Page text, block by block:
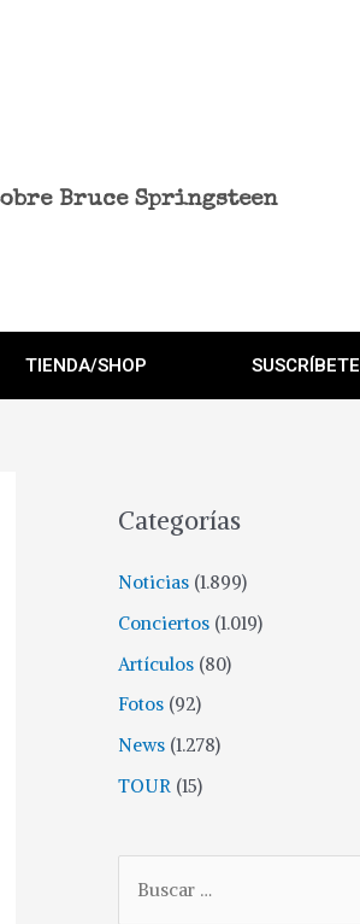
Bruce Springsteen
TIENDA/SHOP SUSCRÍBETE
Categorías
Noticias (1.899)
Conciertos (1.019)
Artículos (80)
Fotos (92)
News (1.278)
TOUR (15)